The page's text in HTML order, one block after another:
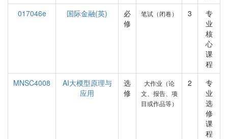
017046e
国际金融(英)
必
修
笔试（闭卷） 3
专
业
核
心
课
程
MNSC4008
AI大模型原理与
应用
选
修
大作业（论
文、报告、项
目或作品等）
2
专
业
选
修
课
程